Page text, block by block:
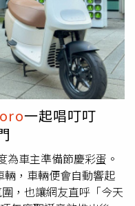
子融入社會的能力和機
，更可以把師資、教
和學校。27 年來，精
並不斷擴大連結資源與
童照顧、早期療育，這
務的機構很大的安心
生輪番上台演出，「送
是為他們搭起融入人群
尾聲，社福單位也安排
跳舞，惠明盲校學生也
然並非完美的舞台演
上孩子努力的神情，讓
國二路66號 消費項
貨（博愛店） 地址：
項目：物品購買 金
符合期別的發票，務必
善保存發票與對獎通
。也有網友開玩笑問
噴飛嗎？」原PO則回
不至於造成披薩掉落。
送撇步，「可用寬版的
解決了，還可以一次載
包住，雨衣夾進後車
。不過阿伯的方法也被
電動車沒辦法，沒關好
沒辦法，行李箱不關上
掛鉤上+腿上平衡
一起唱叮叮
為車主準備節慶彩蛋。
，車輛便會自動響起
，也讓網友直呼「今天